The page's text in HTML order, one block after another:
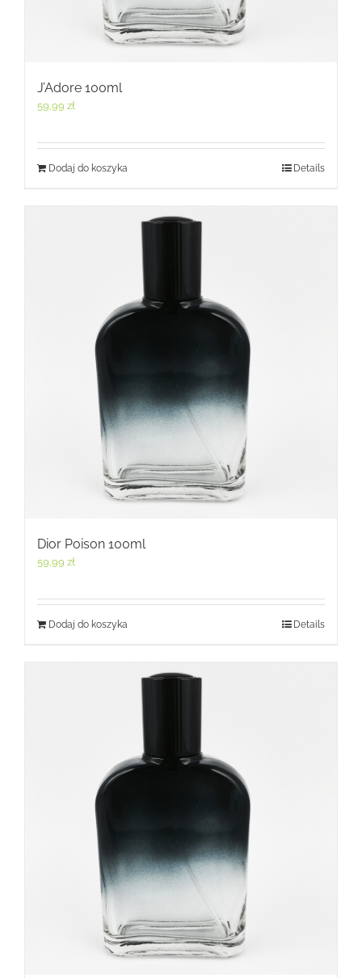
J’Adore 100ml
59,99 zł
Dodaj do koszyka Details
Dior Poison 100ml
59,99 zł
Dodaj do koszyka Details